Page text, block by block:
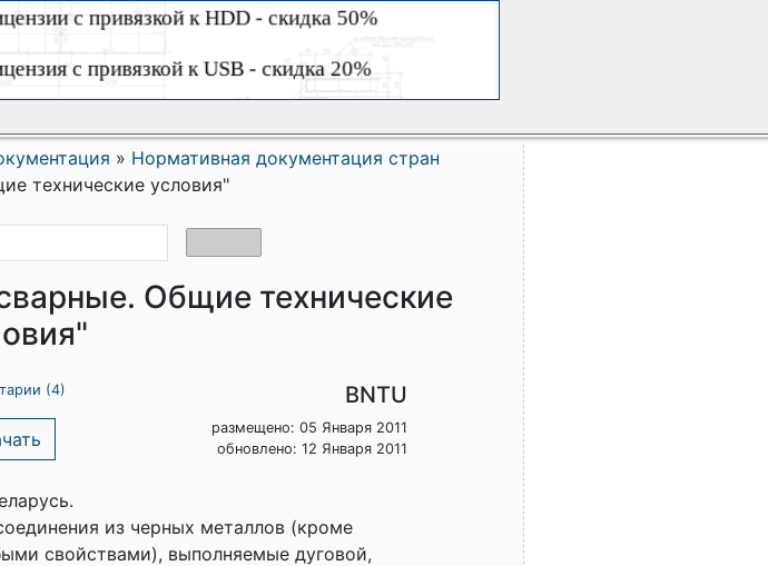
» Нормативная документация стран
технические условия"
Общие технические
(4) BNTU
размещено: 05 Января 2011
обновлено: 12 Января 2011
из черных металлов (кроме
свойствами), выполняемые дуговой,